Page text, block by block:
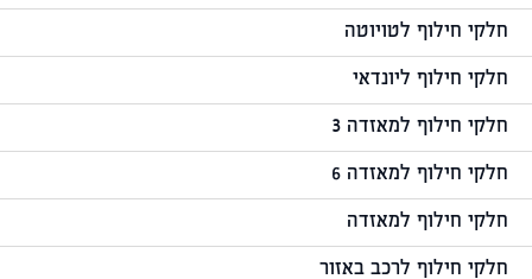
חלקי חילוף לטויוטה
חלקי חילוף ליונדאי
חלקי חילוף למאזדה 3
חלקי חילוף למאזדה 6
חלקי חילוף למאזדה
חלקי חילוף לרכב באזור